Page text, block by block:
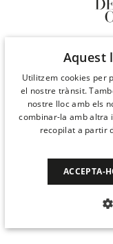
Aquest
Utilitzem cookies per
el nostre trànsit.
nostre lloc amb els
combinar-la amb altra
recopilat a partir
ACCEPTA-